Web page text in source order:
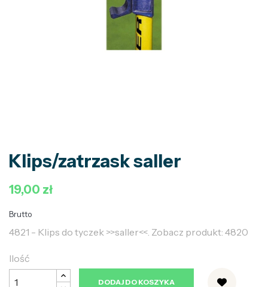
Klips/zatrzask saller
19,00 zł
Brutto
4821 - Klips do tyczek >>saller<<. Zobacz produkt: 4820
Ilość
DODAJ DO KOSZYKA